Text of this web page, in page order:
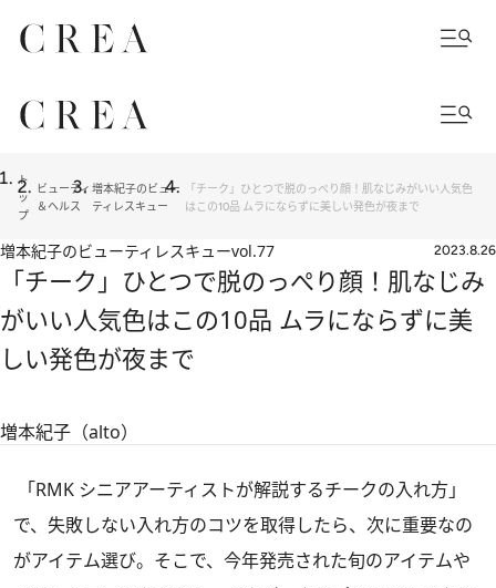
ト
ッ
プ
ビューティ
＆ヘルス
増本紀子のビュー
ティレスキュー
「チーク」ひとつで脱のっぺり顔！肌なじみがいい人気色
はこの10品 ムラにならずに美しい発色が夜まで
増本紀子のビューティレスキューvol.77 2023.8.26
「チーク」ひとつで脱のっぺり顔！肌なじみ
がいい人気色はこの10品 ムラにならずに美
しい発色が夜まで
増本紀子（alto）
「RMK シニアアーティストが解説するチークの入れ方」
で、失敗しない入れ方のコツを取得したら、次に重要なの
がアイテム選び。そこで、今年発売された旬のアイテムや